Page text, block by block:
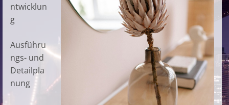
ntwicklun
g
Ausführu
ngs- und
Detailpla
nung